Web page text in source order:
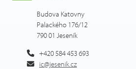
Budova Katovny
Palackého 176/12
790 01 Jeseník
+420 584 453 693
ic@jesenik.cz